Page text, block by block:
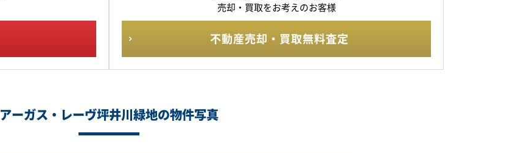
売却・買取をお考えのお客様
不動産売却・買取無料査定
アーガス・レーヴ坪井川緑地の物件写真